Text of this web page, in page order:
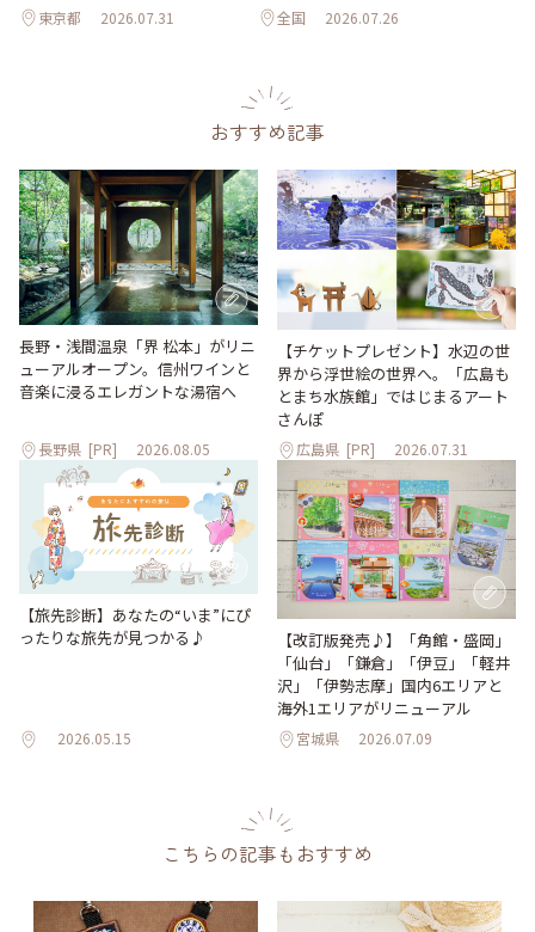
東京都 2026.07.31 全国 2026.07.26
おすすめ記事
長野・浅間温泉「界 松本」がリニ
ューアルオープン。信州ワインと
音楽に浸るエレガントな湯宿へ
長野県 [PR] 2026.08.05
【チケットプレゼント】水辺の世
界から浮世絵の世界へ。「広島も
とまち水族館」ではじまるアート
さんぽ
広島県 [PR] 2026.07.31
【旅先診断】あなたの“いま”にぴ
ったりな旅先が見つかる♪
2026.05.15
【改訂版発売♪】「角館・盛岡」
「仙台」「鎌倉」「伊豆」「軽井
沢」「伊勢志摩」国内6エリアと
海外1エリアがリニューアル
宮城県 2026.07.09
こちらの記事もおすすめ